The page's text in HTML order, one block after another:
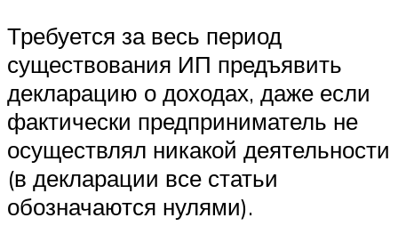
Требуется за весь период
существования ИП предъявить
декларацию о доходах, даже если
фактически предприниматель не
осуществлял никакой деятельности
(в декларации все статьи
обозначаются нулями).